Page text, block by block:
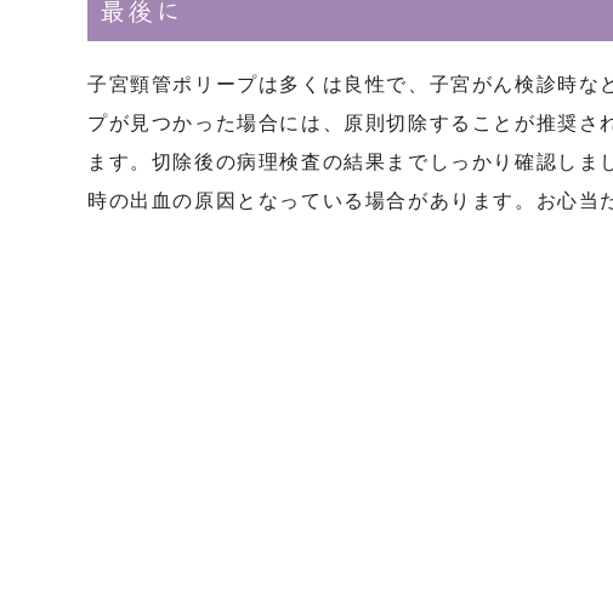
最後に
子宮頸管ポリープは多くは良性で、子宮がん検診時
プが見つかった場合には、原則切除することが推奨
ます。切除後の病理検査の結果までしっかり確認し
時の出血の原因となっている場合があります。お心当